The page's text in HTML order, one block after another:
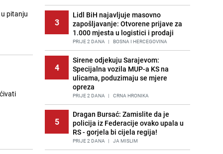
pitanju
3
Lidl BiH najavljuje masovno
zapošljavanje: Otvorene prijave za
1.000 mjesta u logistici i prodaji
PRIJE 2 DANA | BOSNA I HERCEGOVINA
4
Sirene odjekuju Sarajevom:
Specijalna vozila MUP-a KS na
ulicama, poduzimaju se mjere
opreza
PRIJE 2 DANA | CRNA HRONIKA
5
Dragan Bursać: Zamislite da je
policija iz Federacije ovako upala u
RS - gorjela bi cijela regija!
PRIJE 2 DANA | JA MISLIM